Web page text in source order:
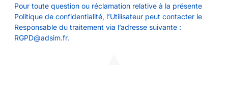
Pour toute question ou réclamation relative à la présente
Politique de confidentialité, l’Utilisateur peut contacter le
Responsable du traitement via l’adresse suivante :
RGPD@adsim.fr.